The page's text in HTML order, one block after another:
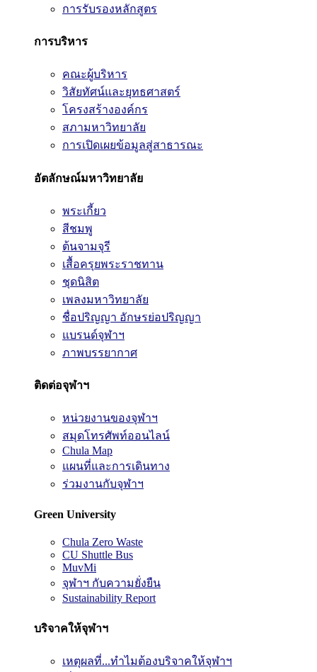
การรับรองหลักสูตร
การบริหาร
คณะผู้บริหาร
วิสัยทัศน์และยุทธศาสตร์
โครงสร้างองค์กร
สภามหาวิทยาลัย
การเปิดเผยข้อมูลสู่สาธารณะ
อัตลักษณ์มหาวิทยาลัย
พระเกี้ยว
สีชมพู
ต้นจามจุรี
เสื้อครุยพระราชทาน
ชุดนิสิต
เพลงมหาวิทยาลัย
ชื่อปริญญา อักษรย่อปริญญา
แบรนด์จุฬาฯ
ภาพบรรยากาศ
ติดต่อจุฬาฯ
หน่วยงานของจุฬาฯ
สมุดโทรศัพท์ออนไลน์
Chula Map
แผนที่และการเดินทาง
ร่วมงานกับจุฬาฯ
Green University
Chula Zero Waste
CU Shuttle Bus
MuvMi
จุฬาฯ กับความยั่งยืน
Sustainability Report
บริจาคให้จุฬาฯ
เหตุผลที่...ทำไมต้องบริจาคให้จุฬาฯ